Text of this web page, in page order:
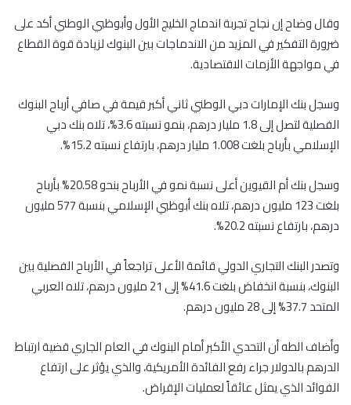
وقال وضاح إن نجاح تجربة اندماج الخليج الأول وأبوظبي الوطني أكد على
ضرورة التفكير في المزيد من الاندماجات بين البنوك لزيادة قوة القطاع
في مواجهة الأزمات الاقتصادية.
وسجل بنك الإمارات دبي الوطني ثاني أكبر قيمة في صافي أرباح البنوك
الفصلية لتصل إلى 1.8 مليار درهم، بنمو نسبته 3.6%، تلاه بنك دبي
الإسلامي بأرباح بلغت 1.008 مليار درهم، بارتفاع نسبته 15.2%.
وسجل بنك أم القيوين أعلى نسبة نمو في الأرباح بنحو 20.58% بأرباح
بلغت 123 مليون درهم، تلاه بنك أبوظبي الإسلامي بنسبة 577 مليون
درهم، بارتفاع نسبته 20.2%.
وتصدر البنك التجاري الدولي قائمة الأعلى تراجعاً في الأرباح الفصلية بين
البنوك، بنسبة انخفاض بلغت 41.6% إلى 21 مليون درهم، تلاه العربي
المتحد 37.7% إلى 28 مليون درهم.
وأضاف الطه أن التحدي الأكبر أمام البنوك في العام الجاري قضية ارتباط
الدرهم بالدولار جراء رفع الفائدة الأمريكية، والذي يؤثر على ارتفاع
الفوائد الذي يمثل عائقاً لعمليات الإقراض.